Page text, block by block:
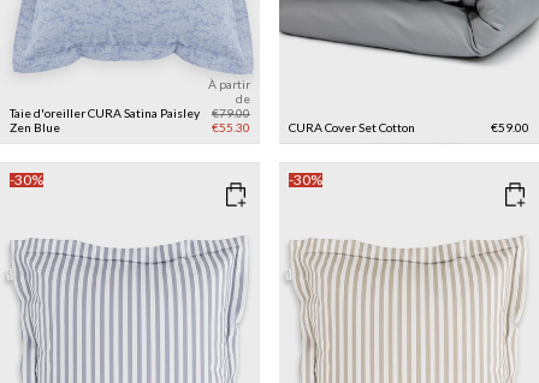
Taie d'oreiller CURA Satina Paisley
Zen Blue
À partir
de
€79.00
€55.30
CURA Cover Set Cotton €59.00
-30% -30%